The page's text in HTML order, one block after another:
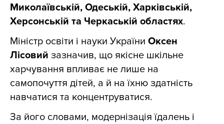
Миколаївській, Одеській, Харківській,
Херсонській та Черкаській областях.
Міністр освіти і науки України Оксен
Лісовий зазначив, що якісне шкільне
харчування впливає не лише на
самопочуття дітей, а й на їхню здатність
навчатися та концентруватися.
За його словами, модернізація їдалень і